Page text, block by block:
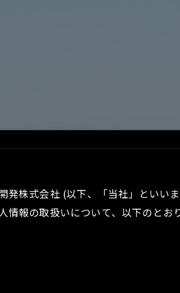
発株式会社 (以下、「当社」といい
情報の取扱いについて、以下のとお